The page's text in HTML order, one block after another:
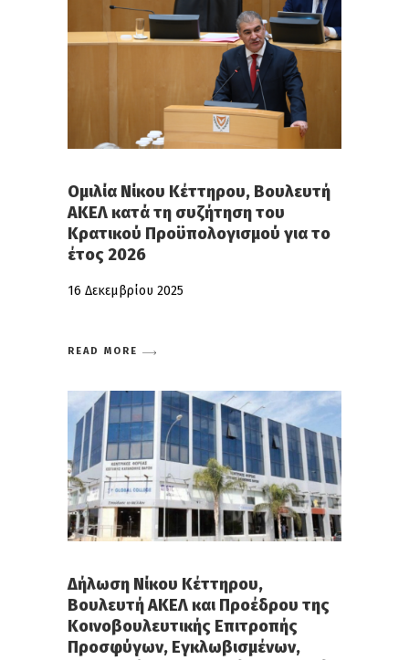
Ομιλία Νίκου Κέττηρου, Βουλευτή
ΑΚΕΛ κατά τη συζήτηση του
Κρατικού Προϋπολογισμού για το
έτος 2026
16 Δεκεμβρίου 2025
READ MORE
Δήλωση Νίκου Κέττηρου,
Βουλευτή ΑΚΕΛ και Προέδρου της
Κοινοβουλευτικής Επιτροπής
Προσφύγων, Εγκλωβισμένων,